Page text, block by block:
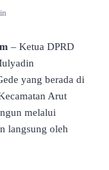
– Ketua DPRD
yang berada di
Arut
melalui
langsung oleh